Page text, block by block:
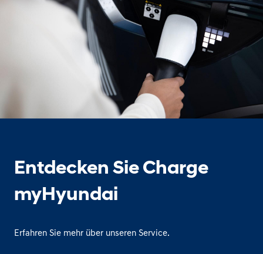
Entdecken Sie Charge
myHyundai
Erfahren Sie mehr über unseren Service.